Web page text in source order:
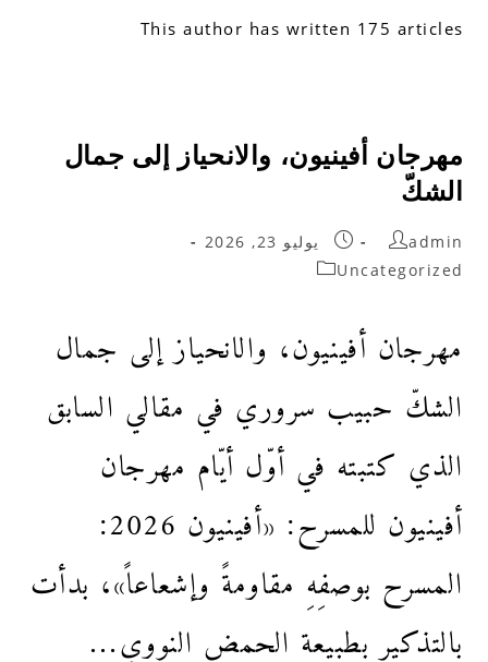
This author has written 175 articles
مهرجان أفينيون، والانحياز إلى جمال
الشكّ
admin
يوليو 23, 2026
Uncategorized
مهرجان أفينيون، والانحياز إلى جمال
الشكّ حبيب سروري في مقالي السابق
الذي كتبته في أوّل أيّام مهرجان
أفينيون للمسرح: «أفينيون 2026:
المسرح بوصفِهِ مقاومةً وإشعاعاً»، بدأت
بالتذكير بطبيعة الحمض النووي…